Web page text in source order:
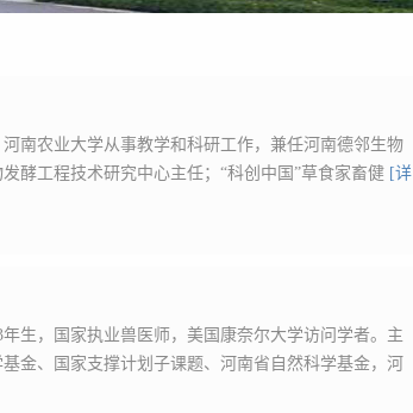
南农业大学从事教学和科研工作，兼任河南德邻生物
酵工程技术研究中心主任；“科创中国”草食家畜健 [详
生，国家执业兽医师，美国康奈尔大学访问学者。主
金、国家支撑计划子课题、河南省自然科学基金，河